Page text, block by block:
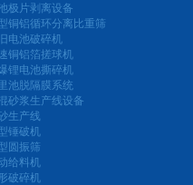
极片剥离设备
铜铝循环分离比重筛
电池破碎机
铜铝箔搓球机
锂电池撕碎机
池脱隔膜系统
砂浆生产线设备
生产线
锤破机
圆振筛
给料机
破碎机